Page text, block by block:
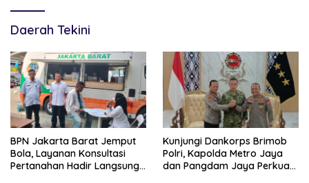
Daerah Tekini
BPN Jakarta Barat Jemput
Bola, Layanan Konsultasi
Pertanahan Hadir Langsung
Kunjungi Dankorps Brimob
Polri, Kapolda Metro Jaya
dan Pangdam Jaya Perkuat